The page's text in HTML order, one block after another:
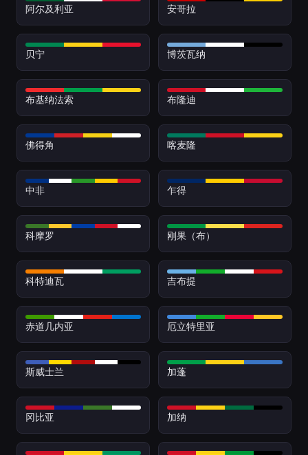
阿尔及利亚 安哥拉
贝宁 博茨瓦纳
布基纳法索 布隆迪
佛得角 喀麦隆
中非 乍得
科摩罗 刚果（布）
科特迪瓦 吉布提
赤道几内亚 厄立特里亚
斯威士兰 加蓬
冈比亚 加纳